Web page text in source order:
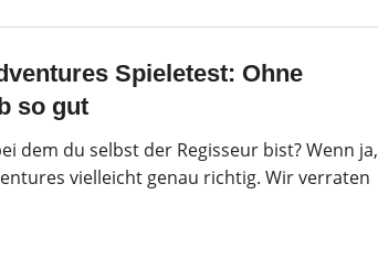
Spieletest: Ohne
so gut
dem du selbst der Regisseur bist? Wenn ja,
vielleicht genau richtig. Wir verraten